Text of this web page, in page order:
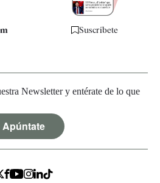
Suscríbete
Newsletter y entérate de lo que
Apúntate